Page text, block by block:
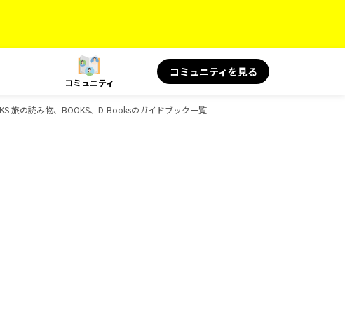
コミュニティ
コミュニティを見る
旅の読み物、BOOKS、D-Booksのガイドブック一覧